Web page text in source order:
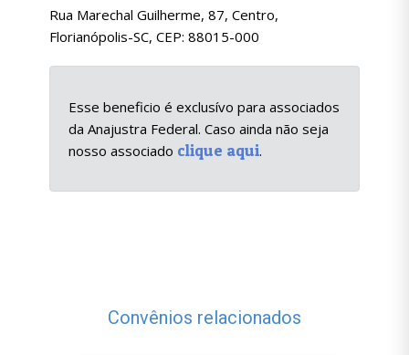
Rua Marechal Guilherme, 87, Centro,
Florianópolis-SC, CEP: 88015-000
Esse beneficio é exclusívo para associados
da Anajustra Federal. Caso ainda não seja
nosso associado clique aqui.
Convênios relacionados